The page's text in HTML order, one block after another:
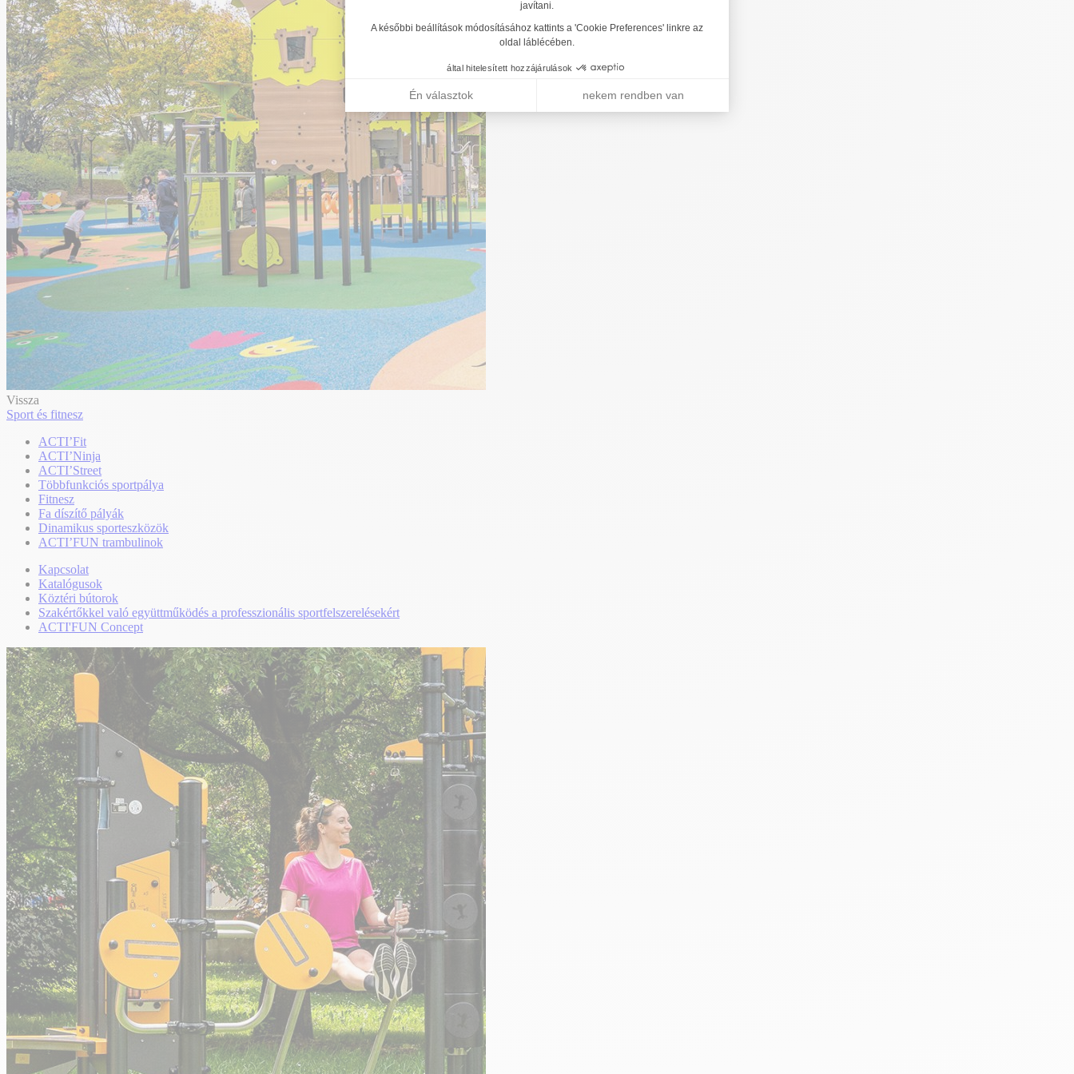
Vissza
Sport és fitnesz
ACTI’Fit
ACTI’Ninja
ACTI’Street
Többfunkciós sportpálya
Fitnesz
Fa díszítő pályák
Dinamikus sporteszközök
ACTI’FUN trambulinok
Kapcsolat
Katalógusok
Köztéri bútorok
Szakértőkkel való együttműködés a professzionális sportfelszerelésekért
ACTI'FUN Concept